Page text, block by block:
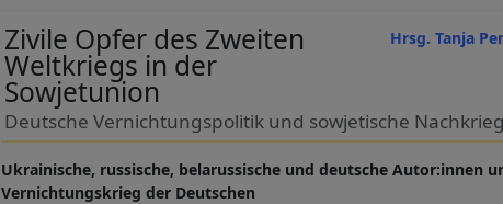
Hrsg. Tanja
Zivile Opfer des Zweiten
Weltkriegs in der
Sowjetunion
Deutsche Vernichtungspolitik und sowjetische
Ukrainische, russische, belarussische und deutsche Autor:innen
Vernichtungskrieg der Deutschen